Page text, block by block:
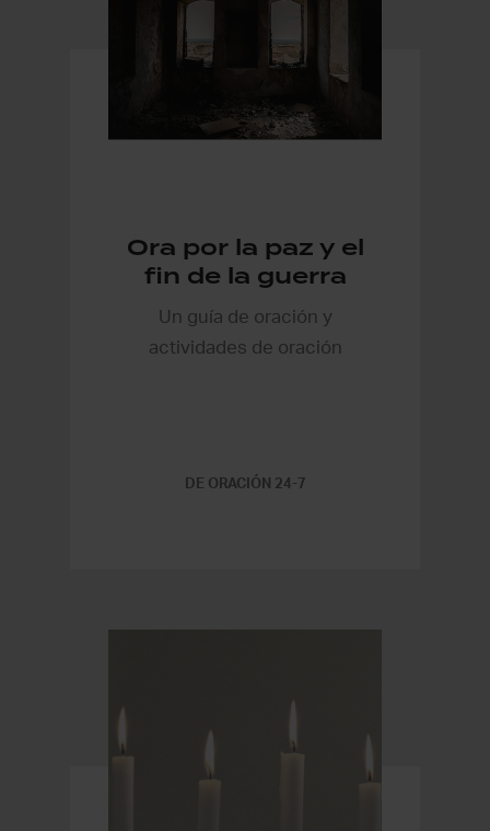
Ora por la paz y el
fin de la guerra
Un guía de oración y
actividades de oración
DE ORACIÓN 24-7